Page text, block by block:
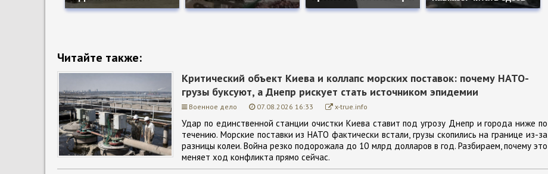
Читайте также:
Критический объект Киева и коллапс морских поставок: почему НАТО-
грузы буксуют, а Днепр рискует стать источником эпидемии
Военное дело 07.08.2026 16:33 x-true.info
Удар по единственной станции очистки Киева ставит под угрозу Днепр и города ниже по
течению. Морские поставки из НАТО фактически встали, грузы скопились на границе из-за
разницы колеи. Война резко подорожала до 10 млрд долларов в год. Разбираем, почему это
меняет ход конфликта прямо сейчас.